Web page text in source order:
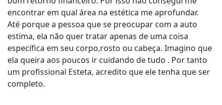
encontrar em qual área na estética me aprofundar.
Até porque a pessoa que se preocupar com a auto
estima, ela não quer tratar apenas de uma coisa
específica em seu corpo,rosto ou cabeça. Imagino que
ela queira aos poucos ir cuidando de tudo . Por tanto
um profissional Esteta, acredito que ele tenha que ser
completo.